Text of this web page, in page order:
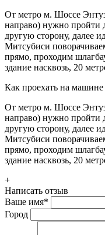
От метро м. Шоссе
направо) нужно пройти
другую сторону, далее
Митсубиси
прямо, проходим
здание насквозь, 20
Как проехать на машине
От метро м. Шоссе
направо) нужно пройти
другую сторону, далее
Митсубиси
прямо, проходим
здание насквозь, 20
+
Написать отзыв
Ваше имя*
Город